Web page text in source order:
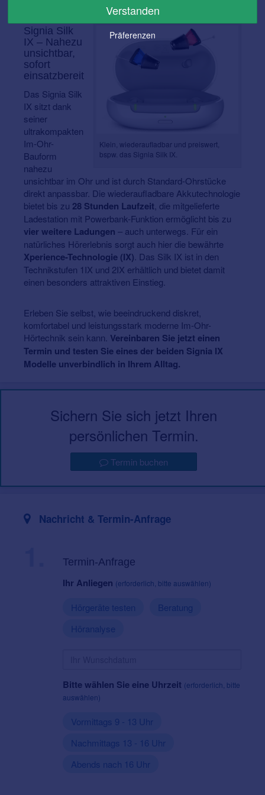
Klein, wiederaufladbar und preiswert,
bspw. das Signia Silk IX.
Signia Silk
IX – Nahezu
unsichtbar,
sofort
einsatzbereit
Das Signia Silk
IX sitzt dank
seiner
ultrakompakten
Im-Ohr-
Bauform
nahezu
unsichtbar im Ohr und ist durch Standard-Ohrstücke
direkt anpassbar. Die wiederaufladbare Akkutechnologie
bietet bis zu 28 Stunden Laufzeit , die mitgelieferte
Ladestation mit Powerbank-Funktion ermöglicht bis zu
vier weitere Ladungen – auch unterwegs. Für ein
natürliches Hörerlebnis sorgt auch hier die bewährte
Xperience-Technologie (IX) . Das Silk IX ist in den
Technikstufen 1IX und 2IX erhältlich und bietet damit
einen besonders attraktiven Einstieg.
Erleben Sie selbst, wie beeindruckend diskret,
komfortabel und leistungsstark moderne Im-Ohr-
Hörtechnik sein kann. Vereinbaren Sie jetzt einen
Termin und testen Sie eines der beiden Signia IX
Modelle unverbindlich in Ihrem Alltag.
Sichern Sie sich jetzt Ihren
persönlichen Termin.
Termin buchen
Nachricht & Termin-Anfrage
Termin-Anfrage
Ihr Anliegen (erforderlich, bitte auswählen)
Hörgeräte testen
Beratung
Höranalyse
Bitte wählen Sie eine Uhrzeit (erforderlich, bitte
auswählen)
Vormittags 9 - 13 Uhr
Nachmittags 13 - 16 Uhr
Abends nach 16 Uhr
Verstanden
Präferenzen